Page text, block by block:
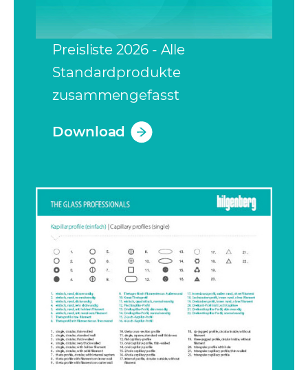
Preisliste 2026 - Alle
Standardprodukte
zusammengefasst
Download
(opens in a new tab)